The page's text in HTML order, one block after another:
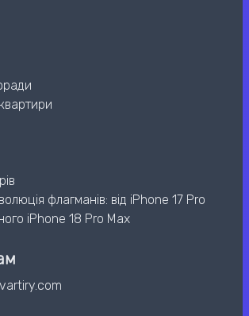
флагманів: від iPhone 17 Pro
iPhone 18 Pro Max